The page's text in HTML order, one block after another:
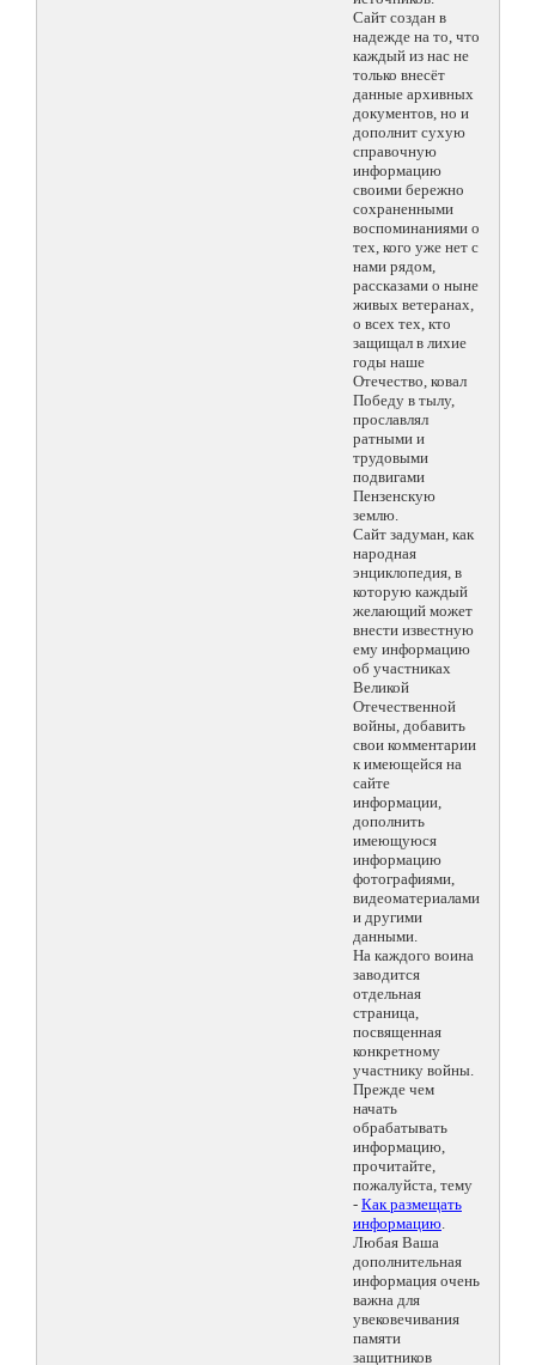
Сайт создан в
надежде на то, что
каждый из нас не
только внесёт
данные архивных
документов, но и
дополнит сухую
справочную
информацию
своими бережно
сохраненными
воспоминаниями о
тех, кого уже нет с
нами рядом,
рассказами о ныне
живых ветеранах,
о всех тех, кто
защищал в лихие
годы наше
Отечество, ковал
Победу в тылу,
прославлял
ратными и
трудовыми
подвигами
Пензенскую
землю.
Сайт задуман, как
народная
энциклопедия, в
которую каждый
желающий может
внести известную
ему информацию
об участниках
Великой
Отечественной
войны, добавить
свои комментарии
к имеющейся на
сайте
информации,
дополнить
имеющуюся
информацию
фотографиями,
видеоматериалами
и другими
данными.
На каждого воина
заводится
отдельная
страница,
посвященная
конкретному
участнику войны.
Прежде чем
начать
обрабатывать
информацию,
прочитайте,
пожалуйста, тему
- Как размещать
информацию.
Любая Ваша
дополнительная
информация очень
важна для
увековечивания
памяти
защитников